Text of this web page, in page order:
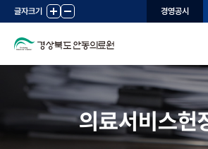
경영공시
글자크기 + -
의료서비스헌